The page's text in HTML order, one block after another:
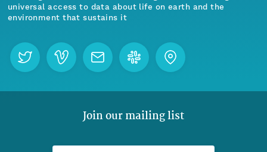
universal access to data about life on earth and the
environment that sustains it
Join our mailing list